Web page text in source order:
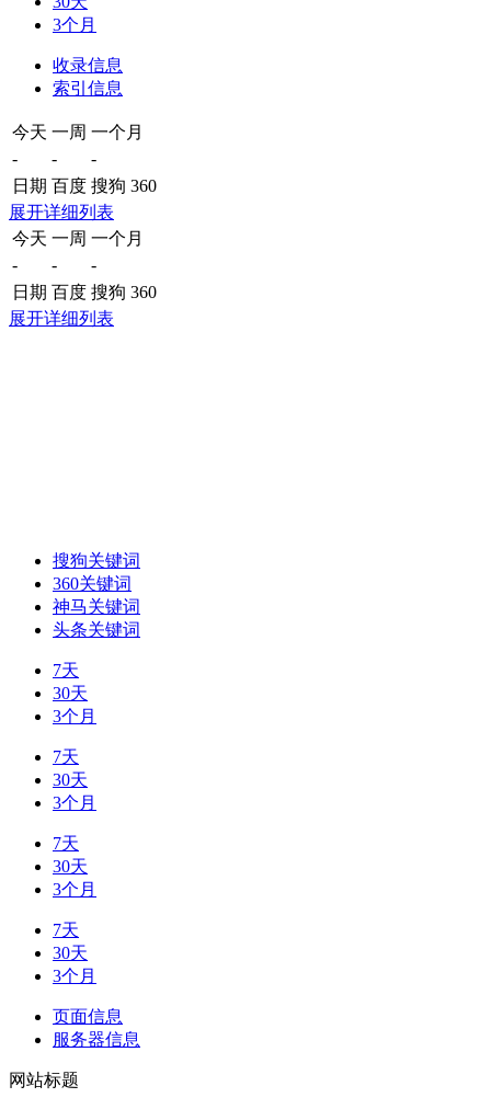
3个月
收录信息
索引信息
今天 一周 一个月
-
-
-
日期 百度 搜狗 360
展开详细列表
今天 一周 一个月
-
-
-
日期 百度 搜狗 360
展开详细列表
搜狗关键词
360关键词
神马关键词
头条关键词
7天
30天
3个月
7天
30天
3个月
7天
30天
3个月
7天
30天
3个月
页面信息
服务器信息
网站标题